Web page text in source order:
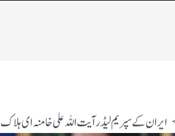
ایران کے سپریم لیڈر آیت اللہ علی خامنہ ای ہلاک